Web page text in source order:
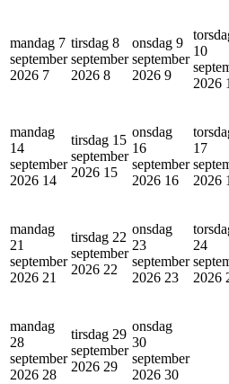
mandag 7
september
2026 7
tirsdag 8
september
2026 8
onsdag 9
september
2026 9
10
2026
mandag
14
september
2026 14
tirsdag 15
september
2026 15
onsdag
16
september
2026 16
17
2026
mandag
21
september
2026 21
tirsdag 22
september
2026 22
onsdag
23
september
2026 23
24
2026
mandag
28
september
2026 28
tirsdag 29
september
2026 29
onsdag
30
september
2026 30